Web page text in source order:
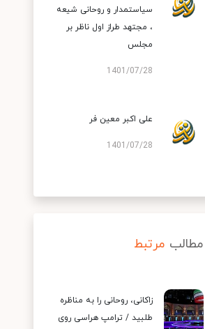
سیاستمدار و روحانی شیعه
، مجتهد طراز اول ناظر بر
مجلس
1401/07/28
علی اکبر معین فر
1401/07/28
مطالب مرتبط
زاکانی، روحانی را به مناظره
طلبید / ترامپ هراسی روی